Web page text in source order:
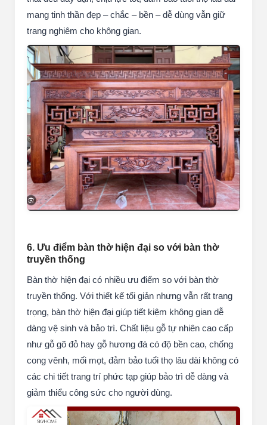
mang tinh thần đẹp – chắc – bền – dễ dùng vẫn giữ
trang nghiêm cho không gian.
6. Ưu điểm bàn thờ hiện đại so với bàn thờ
truyền thống
Bàn thờ hiện đại có nhiều ưu điểm so với bàn thờ
truyền thống. Với thiết kế tối giản nhưng vẫn rất trang
trọng, bàn thờ hiện đại giúp tiết kiệm không gian dễ
dàng vệ sinh và bảo trì. Chất liệu gỗ tự nhiên cao cấp
như gỗ gõ đỏ hay gỗ hương đá có độ bền cao, chống
cong vênh, mối mọt, đảm bảo tuổi thọ lâu dài không có
các chi tiết trang trí phức tạp giúp bảo trì dễ dàng và
giảm thiểu công sức cho người dùng.